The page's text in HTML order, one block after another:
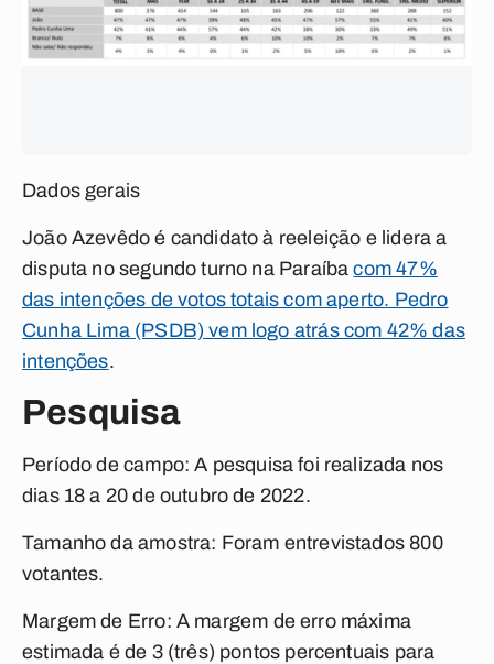
Dados gerais
João Azevêdo é candidato à reeleição e lidera a
disputa no segundo turno na Paraíbacom 47%
das intenções de votos totais com aperto. Pedro
Cunha Lima (PSDB) vem logo atrás com 42% das
intenções.
Pesquisa
Período de campo: A pesquisa foi realizada nos
dias 18 a 20 de outubro de 2022.
Tamanho da amostra: Foram entrevistados 800
votantes.
Margem de Erro: A margem de erro máxima
estimada é de 3 (três) pontos percentuais para